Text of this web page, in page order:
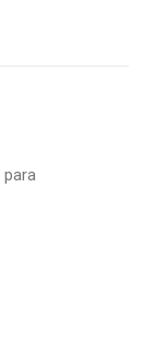
para